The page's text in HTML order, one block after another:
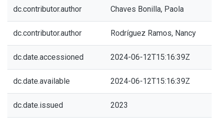
dc.contributor.author Chaves Bonilla, Paola
dc.contributor.author Rodríguez Ramos, Nancy
dc.date.accessioned 2024-06-12T15:16:39Z
dc.date.available 2024-06-12T15:16:39Z
dc.date.issued 2023